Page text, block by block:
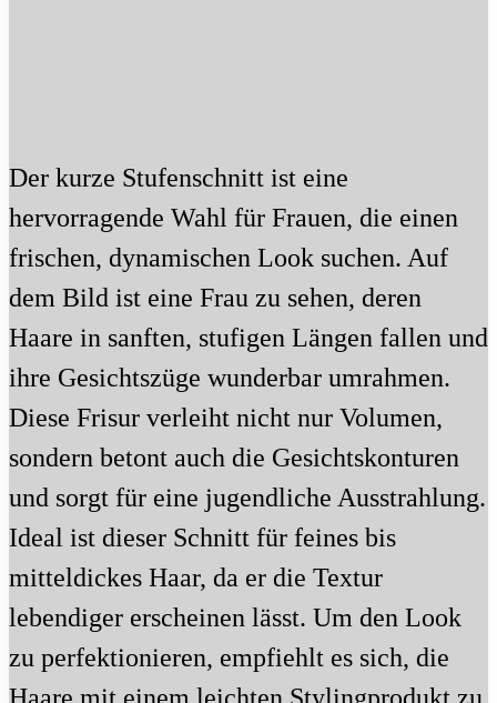
Der kurze Stufenschnitt ist eine
hervorragende Wahl für Frauen, die einen
frischen, dynamischen Look suchen. Auf
dem Bild ist eine Frau zu sehen, deren
Haare in sanften, stufigen Längen fallen und
ihre Gesichtszüge wunderbar umrahmen.
Diese Frisur verleiht nicht nur Volumen,
sondern betont auch die Gesichtskonturen
und sorgt für eine jugendliche Ausstrahlung.
Ideal ist dieser Schnitt für feines bis
mitteldickes Haar, da er die Textur
lebendiger erscheinen lässt. Um den Look
zu perfektionieren, empfiehlt es sich, die